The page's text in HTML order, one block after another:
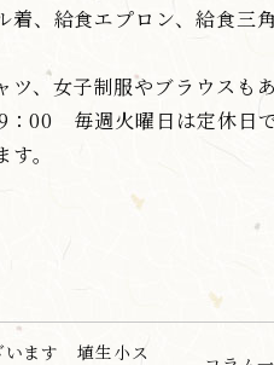
着、給食エプロン、給食三
、女子制服やブラウスもあ
00 毎週火曜日は定休日で
。
います 埴生小ス